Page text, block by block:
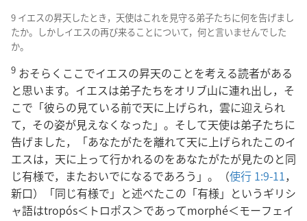
9 イエスの昇天したとき，天使はこれを見守る弟子たちに何を告げまし
たか。しかしイエスの再び来ることについて，何と言いませんでした
か。
9 おそらくここでイエスの昇天のことを考える読者がある
と思います。イエスは弟子たちをオリブ山に連れ出し，そ
こで「彼らの見ている前で天に上げられ，雲に迎えられ
て，その姿が見えなくなった」。そして天使は弟子たちに
告げました，「あなたがたを離れて天に上げられたこのイ
エスは，天に上って行かれるのをあなたがたが見たのと同
じ有様で，またおいでになるであろう」。（使行 1:9-11，
新口）「同じ有様で」と述べたこの「有様」というギリシ
ャ語はtropós＜トロポス＞であってmorphé＜モーフェイ